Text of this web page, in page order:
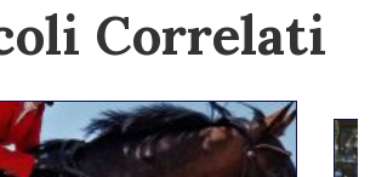
Correlati